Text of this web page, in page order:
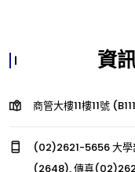
資
商管大樓11樓11號
(02)2621-5656 大
(2648), 傳真